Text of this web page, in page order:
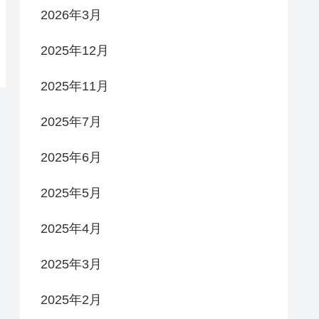
2026年3月
2025年12月
2025年11月
2025年7月
2025年6月
2025年5月
2025年4月
2025年3月
2025年2月